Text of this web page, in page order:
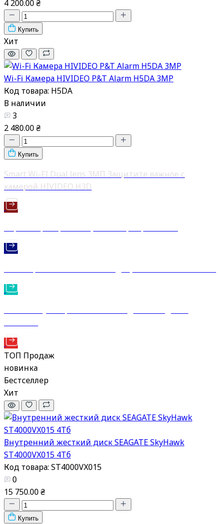
4 200.00 ₴
Купить
Хит
Wi-Fi Камера HIVIDEO P&T Alarm H5DA 3MP
Код товара: H5DA
В наличии
3
2 480.00 ₴
Купить
Smart Wi-FI Dual lens 3МП Защитите важное с
камерой HIVIDEO H3D
ТОП Продаж
новинка
Бестселлер
Хит
Внутренний жесткий диск SEAGATE SkyHawk
ST4000VX015 4Тб
Код товара: ST4000VX015
0
15 750.00 ₴
Купить